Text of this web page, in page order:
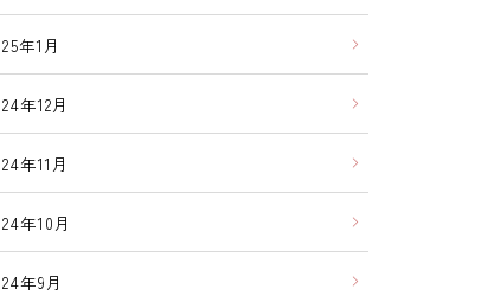
年1月
年12月
年11月
年10月
年9月